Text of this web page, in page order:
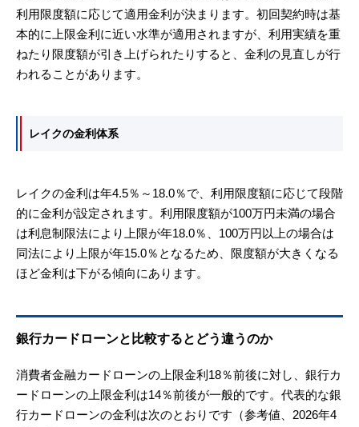
利用限度額に応じて適用金利が決まります。初回契約時は基
本的に上限金利に近い水準が適用されますが、利用実績を重
ねたり限度額が引き上げられたりすると、金利の見直しが行
われることがあります。
レイクの金利体系
レイクの金利は年4.5％～18.0％で、利用限度額に応じて段階
的に金利が設定されます。利用限度額が100万円未満の場合
は利息制限法により上限が年18.0％、100万円以上の場合は
同法により上限が年15.0％となるため、限度額が大きくなる
ほど金利は下がる傾向にあります。
銀行カードローンと比較するとどう違うのか
消費者金融カードローンの上限金利18％前後に対し、銀行カ
ードローンの上限金利は14％前後が一般的です。代表的な銀
行カードローンの金利は次のとおりです（参考値、2026年4